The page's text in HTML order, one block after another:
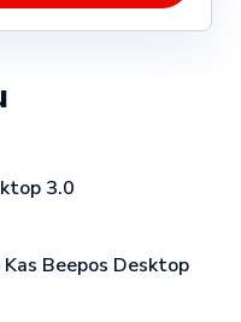
3.0
Beepos Desktop